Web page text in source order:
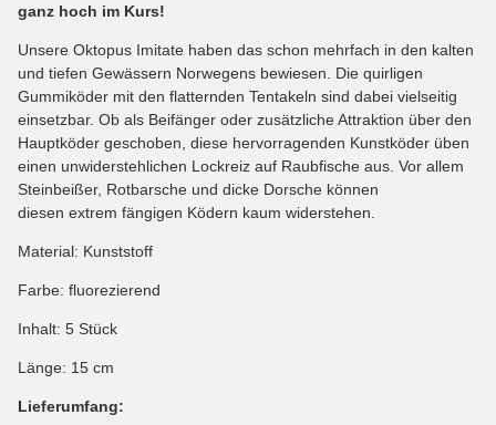
ganz hoch im Kurs!
Unsere Oktopus Imitate haben das schon mehrfach in den kalten
und tiefen Gewässern Norwegens bewiesen. Die quirligen
Gummiköder mit den flatternden Tentakeln sind dabei vielseitig
einsetzbar. Ob als Beifänger oder zusätzliche Attraktion über den
Hauptköder geschoben, diese hervorragenden Kunstköder üben
einen unwiderstehlichen Lockreiz auf Raubfische aus. Vor allem
Steinbeißer, Rotbarsche und dicke Dorsche können
diesen extrem fängigen Ködern kaum widerstehen.
Material: Kunststoff
Farbe: fluorezierend
Inhalt: 5 Stück
Länge: 15 cm
Lieferumfang: